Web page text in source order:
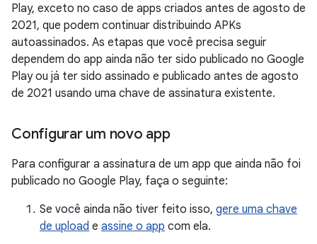
Play, exceto no caso de apps criados antes de agosto de
2021, que podem continuar distribuindo APKs
autoassinados. As etapas que você precisa seguir
dependem do app ainda não ter sido publicado no Google
Play ou já ter sido assinado e publicado antes de agosto
de 2021 usando uma chave de assinatura existente.
Configurar um novo app
Para configurar a assinatura de um app que ainda não foi
publicado no Google Play, faça o seguinte:
Se você ainda não tiver feito isso, gere uma chave
de upload e assine o app com ela.